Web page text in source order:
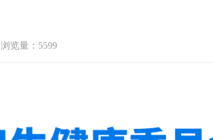
浏览量：5599